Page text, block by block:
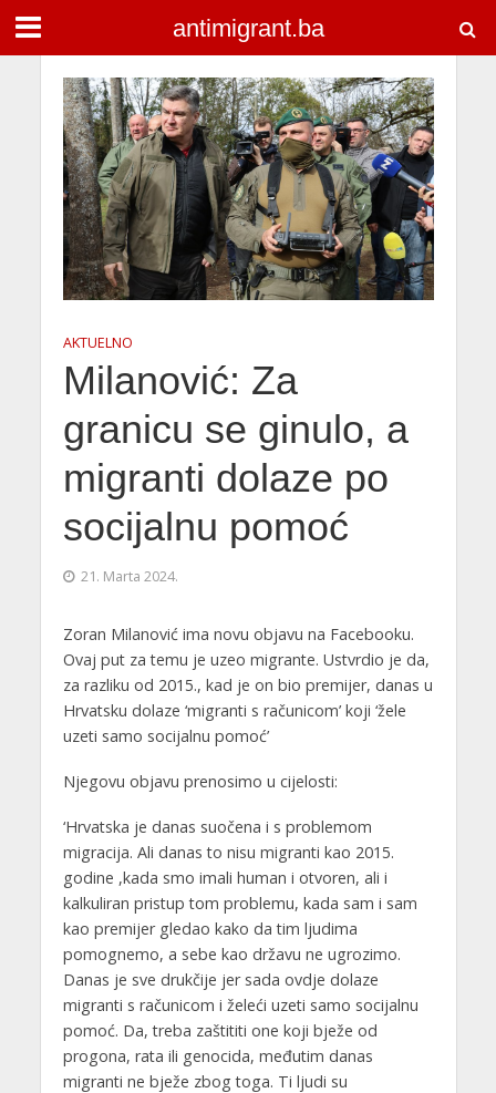
antimigrant.ba
AKTUELNO
Milanović: Za
granicu se ginulo, a
migranti dolaze po
socijalnu pomoć
21. Marta 2024.
Zoran Milanović ima novu objavu na Facebooku.
Ovaj put za temu je uzeo migrante. Ustvrdio je da,
za razliku od 2015., kad je on bio premijer, danas u
Hrvatsku dolaze ‘migranti s računicom’ koji ‘žele
uzeti samo socijalnu pomoć’
Njegovu objavu prenosimo u cijelosti:
‘Hrvatska je danas suočena i s problemom
migracija. Ali danas to nisu migranti kao 2015.
godine ,kada smo imali human i otvoren, ali i
kalkuliran pristup tom problemu, kada sam i sam
kao premijer gledao kako da tim ljudima
pomognemo, a sebe kao državu ne ugrozimo.
Danas je sve drukčije jer sada ovdje dolaze
migranti s računicom i želeći uzeti samo socijalnu
pomoć. Da, treba zaštititi one koji bježe od
progona, rata ili genocida, međutim danas
migranti ne bježe zbog toga. Ti ljudi su